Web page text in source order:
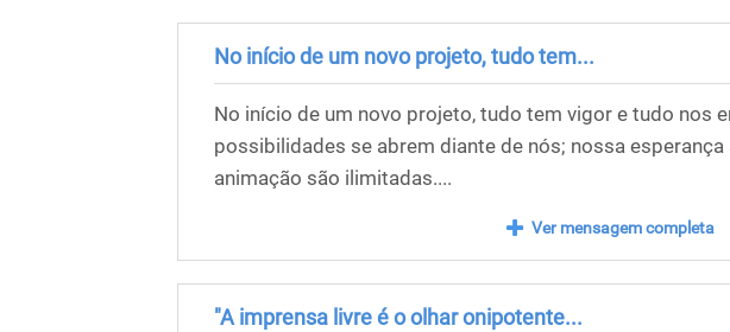
No início de um novo projeto, tudo tem...
No início de um novo projeto, tudo tem vigor e tudo nos
possibilidades se abrem diante de nós; nossa
animação são ilimitadas....
Ver mensagem completa
"A imprensa livre é o olhar onipotente...